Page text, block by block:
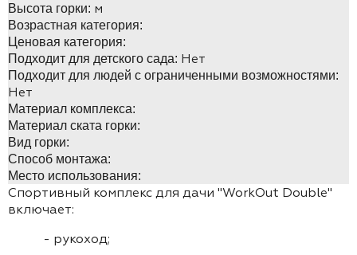
Высота горки: м
Возрастная категория:
Ценовая категория:
Подходит для детского сада: Нет
Подходит для людей с ограниченными возможностями:
Нет
Материал комплекса:
Материал ската горки:
Вид горки:
Способ монтажа:
Место использования:
Спортивный комплекс для дачи "WorkOut Double"
включает:
- рукоход;